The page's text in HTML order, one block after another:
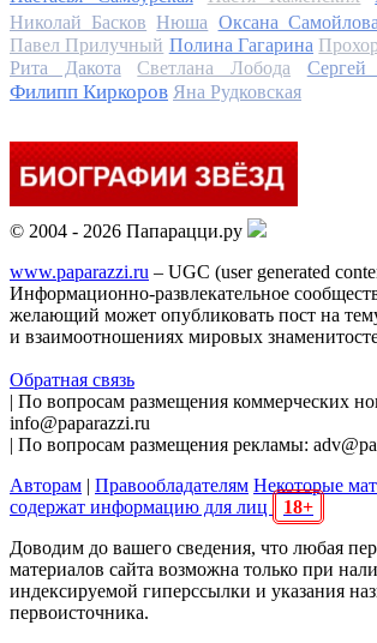
Николай Басков Нюша Оксана Самойлова
Павел Прилучный Полина Гагарина
Рита Дакота
Светлана Лобода Сергей
Филипп Киркоров Яна Рудковская
© 2004 - 2026 Папарацци.ру
www.paparazzi.ru – UGC (user generated
Информационно-развлекательное
желающий может опубликовать пост на
и взаимоотношениях мировых
Обратная связь
| По вопросам размещения коммерческих
info@paparazzi.ru
| По вопросам размещения рекламы:
Авторам | Правообладателям Некоторые
содержат информацию для лиц
18+
Доводим до вашего сведения, что любая
материалов сайта возможна только при
индексируемой гиперссылки и указания
первоисточника.